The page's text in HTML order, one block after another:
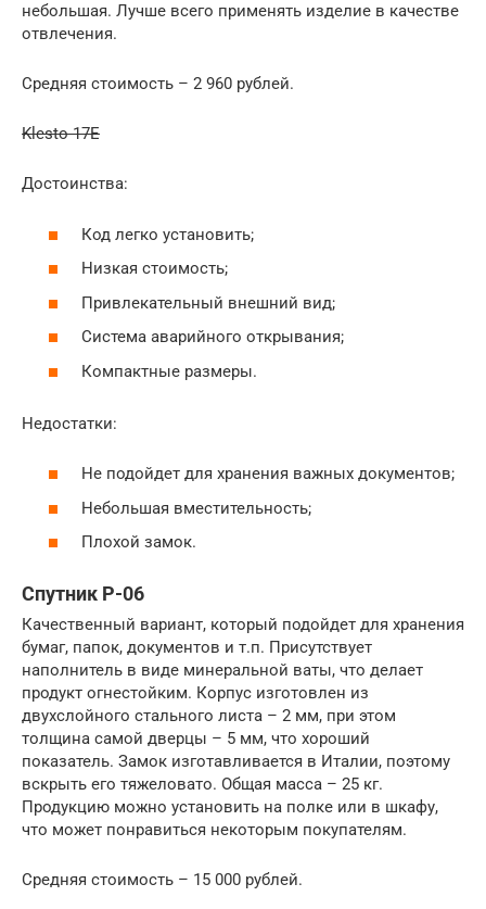
небольшая. Лучше всего применять изделие в качестве
отвлечения.
Средняя стоимость – 2 960 рублей.
Klesto 17E
Достоинства:
Код легко установить;
Низкая стоимость;
Привлекательный внешний вид;
Система аварийного открывания;
Компактные размеры.
Недостатки:
Не подойдет для хранения важных документов;
Небольшая вместительность;
Плохой замок.
Спутник P-06
Качественный вариант, который подойдет для хранения
бумаг, папок, документов и т.п. Присутствует
наполнитель в виде минеральной ваты, что делает
продукт огнестойким. Корпус изготовлен из
двухслойного стального листа – 2 мм, при этом
толщина самой дверцы – 5 мм, что хороший
показатель. Замок изготавливается в Италии, поэтому
вскрыть его тяжеловато. Общая масса – 25 кг.
Продукцию можно установить на полке или в шкафу,
что может понравиться некоторым покупателям.
Средняя стоимость – 15 000 рублей.